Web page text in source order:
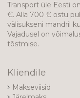
Transport üle Eesti on
€. Alla 700 € ostu
välisukseni mandril
Vajadusel on
tõstmise.
Kliendile
Makseviisid